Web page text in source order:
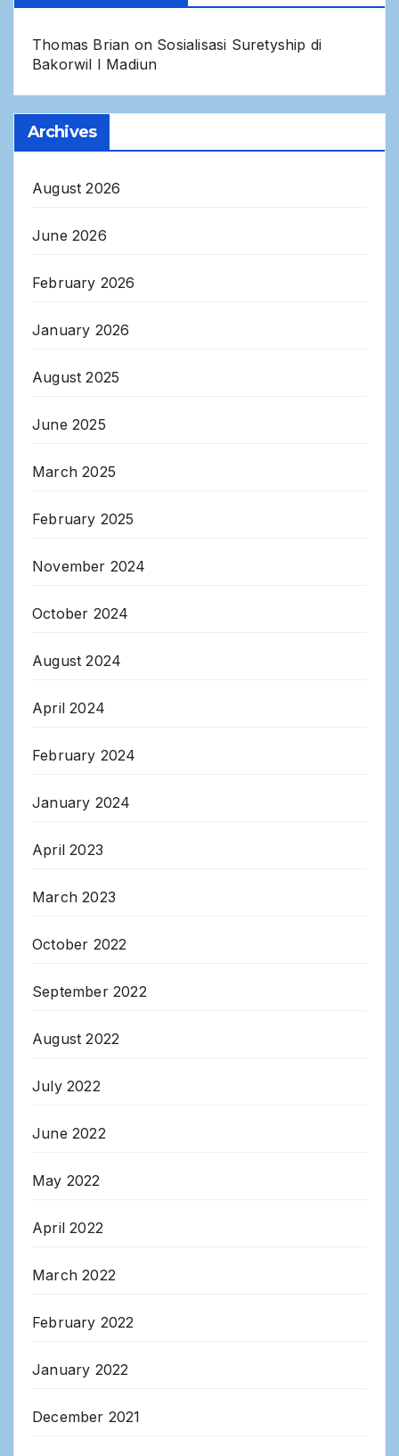
Thomas Brian on Sosialisasi Suretyship di
Bakorwil I Madiun
Archives
August 2026
June 2026
February 2026
January 2026
August 2025
June 2025
March 2025
February 2025
November 2024
October 2024
August 2024
April 2024
February 2024
January 2024
April 2023
March 2023
October 2022
September 2022
August 2022
July 2022
June 2022
May 2022
April 2022
March 2022
February 2022
January 2022
December 2021